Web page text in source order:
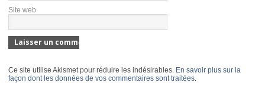
Site web
Ce site utilise Akismet pour réduire les indésirables. En savoir plus sur la
façon dont les données de vos commentaires sont traitées